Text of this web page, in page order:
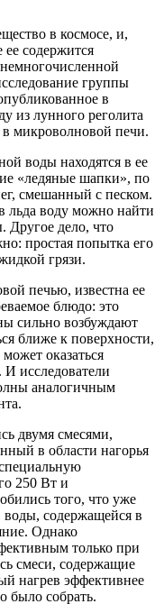
в космосе, и,
содержится
группы
в
из лунного реголита
в микроволновой печи.
воды находятся в ее
«ледяные шапки», по
смешанный с песком.
льда воду можно найти
Другое дело, что
простая попытка его
грязи.
печью, известна ее
блюдо: это
сильно возбуждают
ближе к поверхности,
оказаться
исследователи
аналогичным
двумя смесями,
в области нагорья
250 Вт и
того, что уже
воды, содержащейся в
Однако
только при
смеси, содержащие
нагрев эффективнее
было собрать.